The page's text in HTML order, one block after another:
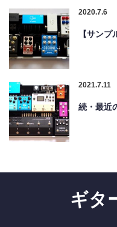
2020.7.6
【サン
2021.7.11
続・最近
ギタ